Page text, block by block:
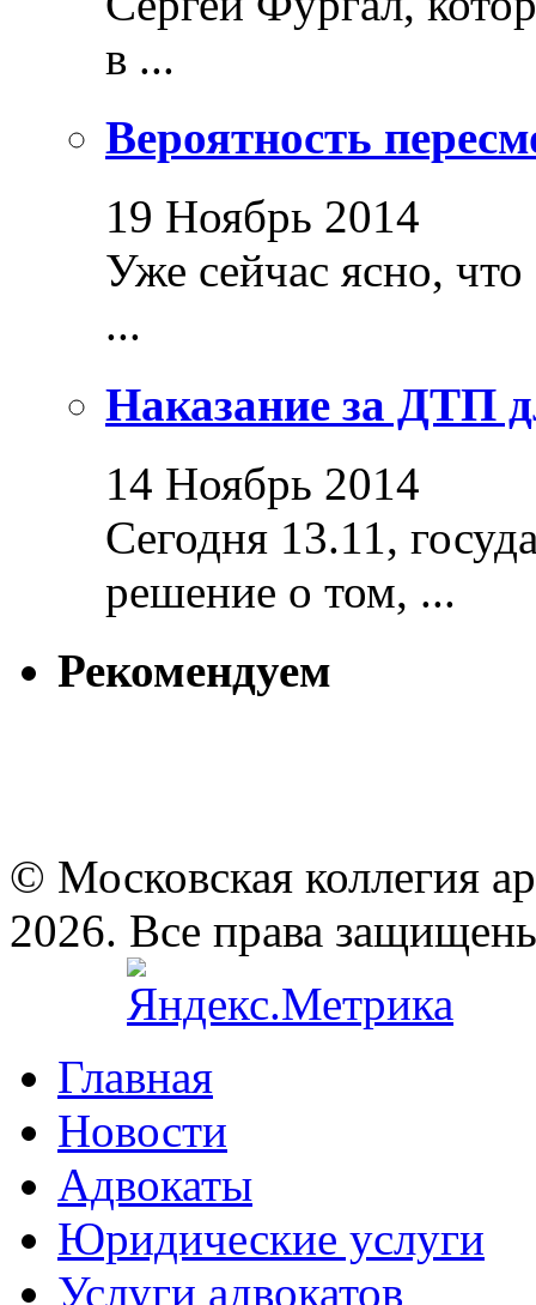
в ...
Вероятность
19 Ноябрь 2014
Уже сейчас ясно,
...
Наказание за ДТП
14 Ноябрь 2014
Сегодня 13.11,
решение о том, ...
Рекомендуем
© Московская коллегия
2026. Все права
Главная
Новости
Адвокаты
Юридические услуги
Услуги адвокатов